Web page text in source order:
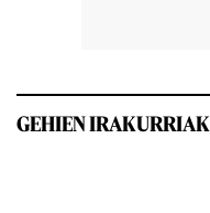
GEHIEN IRAKURRIAK